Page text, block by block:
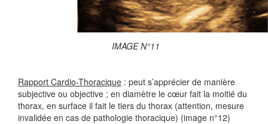
IMAGE N°11
Rapport Cardio-Thoracique : peut s’apprécier de manière
subjective ou objective ; en diamètre le cœur fait la moitié du
thorax, en surface il fait le tiers du thorax (attention, mesure
invalidée en cas de pathologie thoracique) (image n°12)